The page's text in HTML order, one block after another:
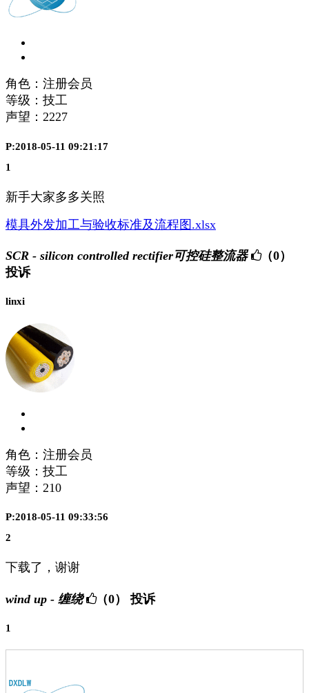
角色：注册会员
等级：技工
声望： 2227
P:2018-05-11 09:21:17
1
新手大家多多关照
模具外发加工与验收标准及流程图.xlsx
SCR - silicon controlled rectifier可控硅整流器
（0）
投诉
linxi
角色：注册会员
等级：技工
声望： 210
P:2018-05-11 09:33:56
2
下载了，谢谢
wind up - 缠绕 （0） 投诉
1